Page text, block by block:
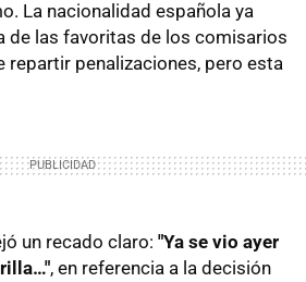
La nacionalidad española ya
de las favoritas de los comisarios
repartir penalizaciones, pero esta
un recado claro: "Ya se vio ayer
, en referencia a la decisión